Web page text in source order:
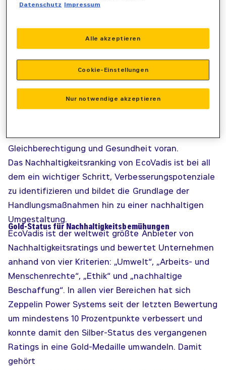
So plant das Unternehmen beispielsweise die
allen Standorten, ein umfangreiches
Modernisierungskonzept für die Verbesserung der
CO2-Bilanz, die Umstellung der deutschen
Standorte auf Ökostrom sowie die Gestaltung eines
umweltfreundlichen Fuhrparks. Darüber hinaus
engagiert sich Zeppelin Power Systems in
Gleichberechtigung und Gesundheit voran.
Das Nachhaltigkeitsranking von EcoVadis ist bei all
dem ein wichtiger Schritt, Verbesserungspotenziale
zu identifizieren und bildet die Grundlage der
Handlungsmaßnahmen hin zu einer nachhaltigen
Umgestaltung.
Gold-Status für Nachhaltigkeitsbemühungen
EcoVadis ist der weltweit größte Anbieter von
Nachhaltigkeitsratings und bewertet Unternehmen
anhand von vier Kriterien: „Umwelt“, „Arbeits- und
Menschenrechte“, „Ethik“ und „nachhaltige
Beschaffung“. In allen vier Bereichen hat sich
Zeppelin Power Systems seit der letzten Bewertung
um mindestens 10 Prozentpunkte verbessert und
konnte damit den Silber-Status des vergangenen
Ratings in eine Gold-Medaille umwandeln. Damit
gehört
Datenschutz Impressum
Nur notwendige akzeptieren
Alle akzeptieren
Cookie-Einstellungen